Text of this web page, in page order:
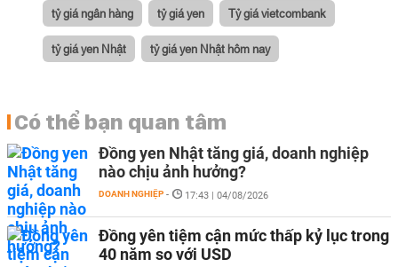
tỷ giá ngân hàng tỷ giá yen Tỷ giá vietcombank
tỷ giá yen Nhật tỷ giá yen Nhật hôm nay
Có thể bạn quan tâm
Đồng yen Nhật tăng giá, doanh nghiệp
nào chịu ảnh hưởng?
DOANH NGHIỆP - 17:43 | 04/08/2026
Đồng yên tiệm cận mức thấp kỷ lục trong
40 năm so với USD